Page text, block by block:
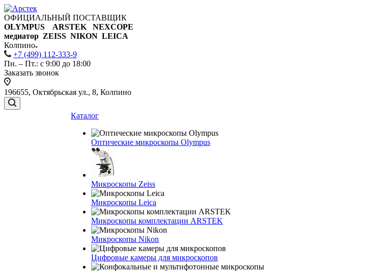
ОФИЦИАЛЬНЫЙ ПОСТАВЩИК
OLYMPUS ARSTEK NEXCOPE
медиатор ZEISS NIKON LEICA
Колпино
+7 (499) 112-333-9
Пн. – Пт.: с 9:00 до 18:00
Заказать звонок
196655, Октябрьская ул., 8, Колпино
Каталог
Оптические микроскопы Olympus
Микроскопы Zeiss
Микроскопы Leica
Микроскопы комплектации ARSTEK
Микроскопы Nikon
Цифровые камеры для микроскопов